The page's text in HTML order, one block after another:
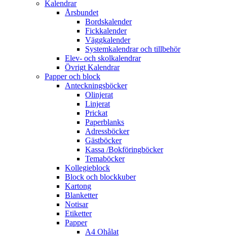
Kalendrar
Årsbundet
Bordskalender
Fickkalender
Väggkalender
Systemkalendrar och tillbehör
Elev- och skolkalendrar
Övrigt Kalendrar
Papper och block
Anteckningsböcker
Olinjerat
Linjerat
Prickat
Paperblanks
Adressböcker
Gästböcker
Kassa /Bokföringböcker
Temaböcker
Kollegieblock
Block och blockkuber
Kartong
Blanketter
Notisar
Etiketter
Papper
A4 Ohålat